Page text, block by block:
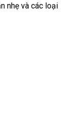
nhẹ và các loại